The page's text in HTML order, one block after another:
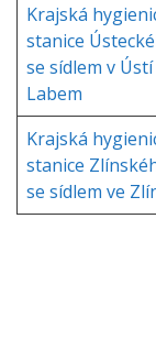
Krajská
stanice
se sídlem v
Labem
Krajská
stanice
se sídlem ve